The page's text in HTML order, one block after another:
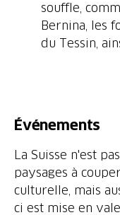
souffle,
Bernina, les
du Tessin,
Événements
La Suisse n'est
paysages à
culturelle, mais
ci est mise en